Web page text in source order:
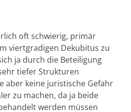
oft schwierig, primär
viertgradigen Dekubitus zu
ja durch die Beteiligung
tiefer Strukturen
aber keine juristische Gefahr
zu machen, da ja beide
werden müssen